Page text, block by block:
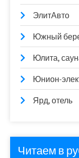
ЭлитАвто
Южный
Юлита,
Юнион-
Ярд, отель
Читаем в